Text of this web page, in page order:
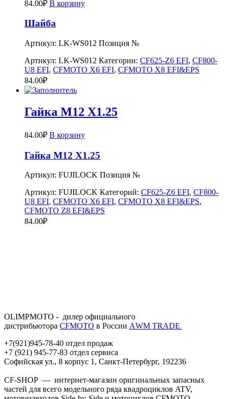
84.00₽ В корзину
Шайба
Артикул: LK-WS012 Позиция №
Артикул: LK-WS012 Категории: CF625-Z6 EFI, CF800-
U8 EFI, CFMOTO X6 EFI, CFMOTO X8 EFI&EPS
84.00₽
Гайка M12 X1.25
84.00₽ В корзину
Гайка M12 X1.25
Артикул: FUJILOCK Позиция №
Артикул: FUJILOCK Категорий: CF625-Z6 EFI, CF800-
U8 EFI, CFMOTO X6 EFI, CFMOTO X8 EFI&EPS,
CFMOTO Z8 EFI&EPS
84.00₽
OLIMPMOTO - дилер официального
дистрибьютора CFMOTO в России АWМ TRADE
+7(921)945-78-40 отдел продаж
+7 (921) 945-77-83 отдел сервиса
Софийская ул., 8 корпус 1, Санкт-Петербург, 192236
CF-SHOP — интернет-магазин оригинальных запасных
частей для всего модельного ряда квадроциклов ATV,